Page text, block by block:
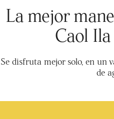
cualquier apasionado del
La mejor
Caol Ila
Se disfruta mejor solo, en un
de